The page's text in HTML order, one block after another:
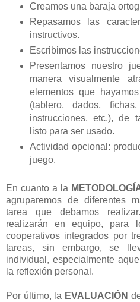
Creamos una baraja
Repasamos las
instructivos.
Escribimos las
Presentamos nuestro
manera visualmente
elementos que
(tablero, dados,
instrucciones, etc.), de
listo para ser usado.
Actividad opcional:
juego.
En cuanto a la
agruparemos de diferentes
tarea que debamos
realizarán en equipo, para
cooperativos integrados por
tareas, sin embargo, se
individual, especialmente
la reflexión personal.
Por último, la EVALUACIÓN